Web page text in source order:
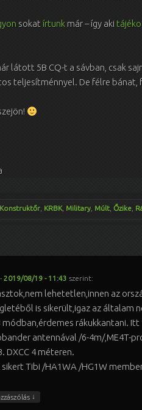
sokat írtunk már – így aki
látott 5B CQ-t a sávban, csak
teljesítménnyel. De félre
Konstruktőr KRBK, Military Múlt Őzike
- 2019/08/19 - 11:43 szerint:
lehetetlen,innen az
is sikerült,igaz az általam
módban,érdemes rákukkantani. Itt
antennával /6-4m/,ME4T-
DXCC 4 méteren.
sikert Tibi /HA1WA /HG1W
↓